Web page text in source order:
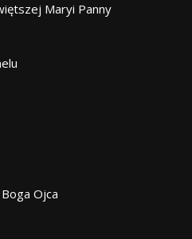
Maryi Panny
Ojca